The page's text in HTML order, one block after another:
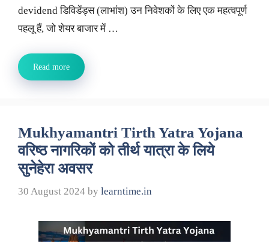
devidend डिविडेंड्स (लाभांश) उन निवेशकों के लिए एक महत्वपूर्ण
पहलू हैं, जो शेयर बाजार में …
Read more
Mukhyamantri Tirth Yatra Yojana
वरिष्ठ नागरिकों को तीर्थ यात्रा के लिये
सुनेहेरा अवसर
30 August 2024 by learntime.in